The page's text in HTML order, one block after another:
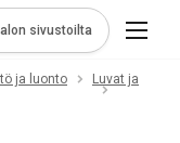
sivustoilta
ja luonto
Luvat ja